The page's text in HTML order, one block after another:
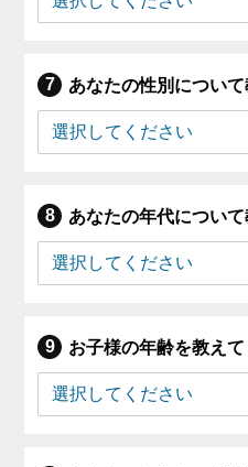
あなたの性別につい
あなたの年代につい
お子様の年齢を教え